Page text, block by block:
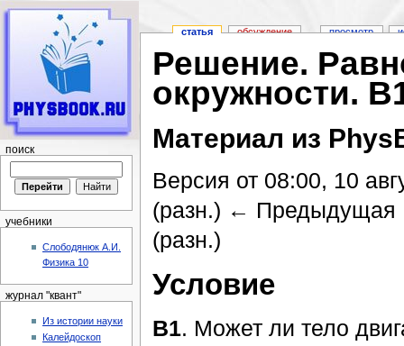
Решение.
окружности.
Материал из
Версия от 08:00, 10
(разн.) ← Предыдущая
(разн.)
Условие
B1. Может ли тело
статья обсуждение просмотр
поиск
учебники
Слободянюк А.И.
Физика 10
журнал "квант"
Из истории науки
Калейдоскоп